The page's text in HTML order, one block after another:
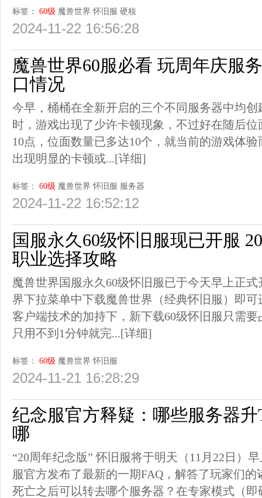
标签： 60级 魔兽世界 怀旧服 硬核
2024-11-22 16:56:28
魔兽世界60服必看 玩周年庆服
口情况
今早，桶桶在全新开启的三个不同服务器中均
时，游戏出现了少许卡顿现象，不过好在随后
10点，位面数量已多达10个，就当前的游戏体
出现明显的卡顿或...[详细]
标签： 60级 魔兽世界 怀旧服 服务器
2024-11-22 16:52:12
国服永久60级怀旧服现已开服
职业选择攻略
魔兽世界国服永久60级怀旧服已于今天早上正
界下拉菜单中下载魔兽世界（经典怀旧服）即
客户端技术的加持下，新下载60级怀旧服只需
只用不到1分钟就完...[详细]
标签： 60级 魔兽世界 怀旧服
2024-11-21 16:28:29
纪念服官方释疑：哪些服务器
哪
“20周年纪念版” 怀旧服将于明天（11月22日）
服官方发布了最新的一期FAQ，解答了玩家们
死亡之后可以转去哪个服务器？在专家模式（